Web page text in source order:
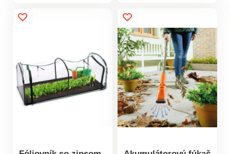
použiteľný, ľahký a
odolný voči počasiu.
opakovane použiteľný.
So zipsom a kolíkmi
do zeme.
Gainsborough.